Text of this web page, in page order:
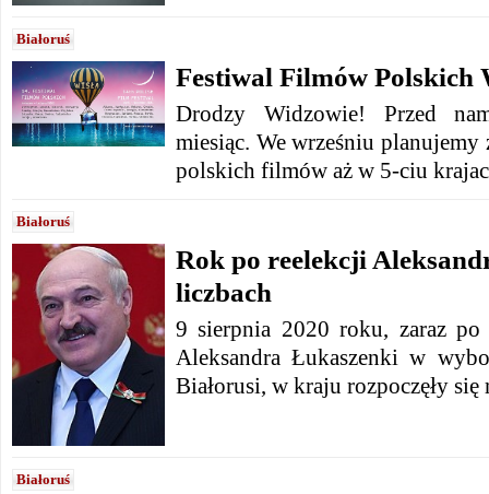
Białoruś
Festiwal Filmów Polskich
Drodzy Widzowie! Przed
miesiąc. We wrześniu planujemy
polskich filmów aż w 5-ciu
Białoruś
Rok po reelekcji
liczbach
9 sierpnia 2020 roku, zaraz po
Aleksandra Łukaszenki w
Białorusi, w kraju rozpoczęły się
Białoruś